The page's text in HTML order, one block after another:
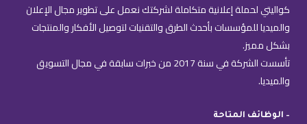
كواليتي لحملة إعلانية متكاملة لشركتك نعمل على تطوير مجال الإعلان
والميديا للمؤسسات بأحدث الطرق والتقنيات لتوصيل الأفكار والمنتجات
بشكل مميز.
تأسست الشركة في سنة 2017 من خبرات سابقة في مجال التسويق
والميديا.
– الوظائف المتاحة